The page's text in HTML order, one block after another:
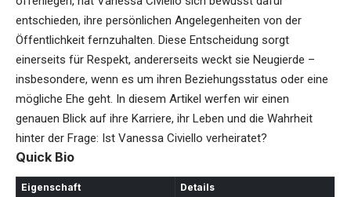
entschieden, ihre persönlichen Angelegenheiten von der
Öffentlichkeit fernzuhalten. Diese Entscheidung sorgt
einerseits für Respekt, andererseits weckt sie Neugierde –
insbesondere, wenn es um ihren Beziehungsstatus oder eine
mögliche Ehe geht. In diesem Artikel werfen wir einen
genauen Blick auf ihre Karriere, ihr Leben und die Wahrheit
hinter der Frage: Ist Vanessa Civiello verheiratet?
Quick Bio
Eigenschaft Details